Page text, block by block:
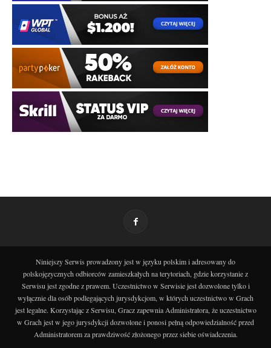
Niniejszy Serwis prowadzony jest w języku polskim i adresowany do
polskojęzycznych odbiorców zamieszkałych na terytoriach, gdzie korzystanie z
Serwisu jest zgodne z prawem. Uczestnictwo w Serwisie jest dozwolone tylko i
wyłącznie dla osób podlegających jurysdykcjom, w których uczestnictwo w Grach
jest legalne. Korzystając z Serwisu, Gracz zapewnia Administratora, że uczestnictwo
w Grach jest w jego jurysdykcji dozwolone i ponosi pełną odpowiedzialność przed
Administratorem za prawdziwość złożonego przez siebie oświadczenia.